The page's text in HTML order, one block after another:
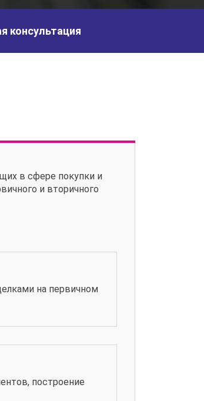
консультация
в сфере покупки и
и вторичного
на первичном
построение